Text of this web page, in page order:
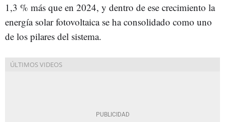
1,3 % más que en 2024, y dentro de ese crecimiento la
energía solar fotovoltaica se ha consolidado como uno
de los pilares del sistema.